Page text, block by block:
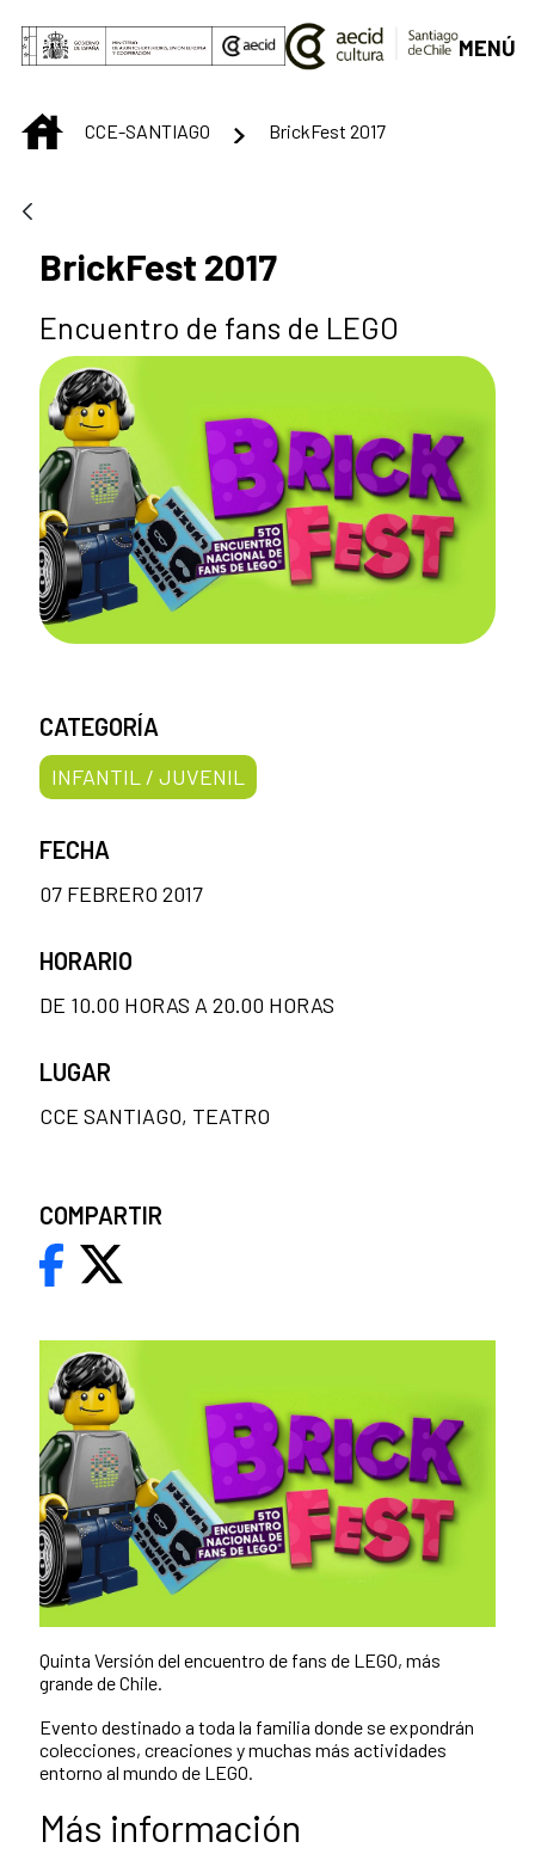
Saltar al contenido principal
MENÚ
INICIOCCE-SANTIAGO BrickFest 2017
BrickFest 2017
Encuentro de fans de LEGO
Quinta Versión del encuentro de fans de LEGO, más
grande de Chile.
Evento destinado a toda la familia donde se expondrán
colecciones, creaciones y muchas más actividades
entorno al mundo de LEGO.
Más información
CATEGORÍA
INFANTIL / JUVENIL
FECHA
07 FEBRERO 2017
HORARIO
DE 10.00 HORAS A 20.00 HORAS
LUGAR
CCE SANTIAGO, TEATRO
COMPARTIR